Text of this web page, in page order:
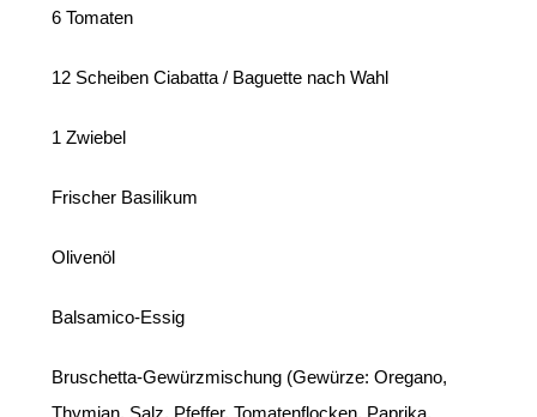
6 Tomaten
12 Scheiben Ciabatta / Baguette nach Wahl
1 Zwiebel
Frischer Basilikum
Olivenöl
Balsamico-Essig
Bruschetta-Gewürzmischung (Gewürze: Oregano,